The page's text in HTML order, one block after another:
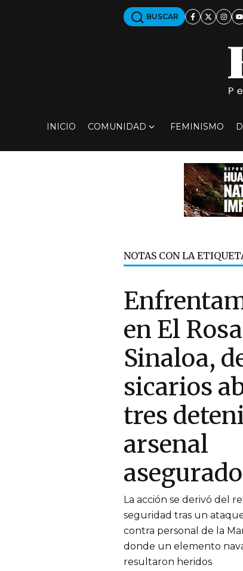
BUSCAR
INICIO COMUNIDAD FEMINISMO
NOTAS CON LA
en El
Sinaloa,
sicarios
tres
arsenal
asegurado
La acción se derivó del
seguridad tras un
contra personal de la
donde un elemento
resultaron heridos